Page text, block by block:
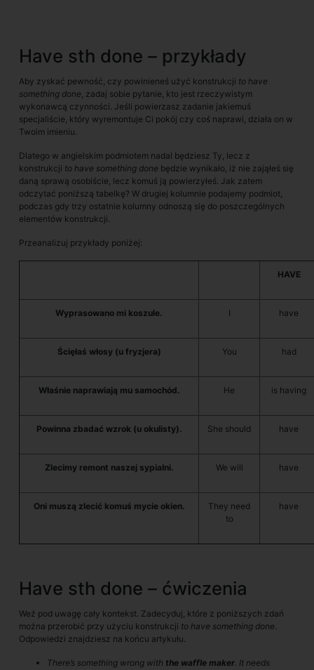
Have sth done – przykłady
Aby zyskać pewność, czy powinieneś użyć konstrukcji to have
something done, zadaj sobie pytanie, kto jest rzeczywistym
wykonawcą czynności. Jeśli powierzasz zadanie jakiemuś
specjaliście, który wyremontuje Ci pokój czy coś naprawi, działa on w
Twoim imieniu.
Dlatego w angielskim podmiotem nadal będziesz Ty, lecz z
konstrukcji to have something done będzie wynikało, iż nie zająłeś się
daną sprawą osobiście, lecz komuś ją powierzyłeś. Jak zatem
odczytać poniższą tabelkę? W drugiej kolumnie podajemy podmiot,
podczas gdy trzy ostatnie kolumny odnoszą się do poszczególnych
elementów konstrukcji.
Przeanalizuj przykłady poniżej:
HAVE
Wyprasowano mi koszule. I have
Ścięłaś włosy (u fryzjera) You had
Właśnie naprawiają mu samochód. He is having
Powinna zbadać wzrok (u okulisty). She should have
Zlecimy remont naszej sypialni. We will have
Oni muszą zlecić komuś mycie okien.
They need
to
have
Have sth done – ćwiczenia
Weź pod uwagę cały kontekst. Zadecyduj, które z poniższych zdań
można przerobić przy użyciu konstrukcji to have something done.
Odpowiedzi znajdziesz na końcu artykułu.
There’s something wrong with the waffle maker. It needs